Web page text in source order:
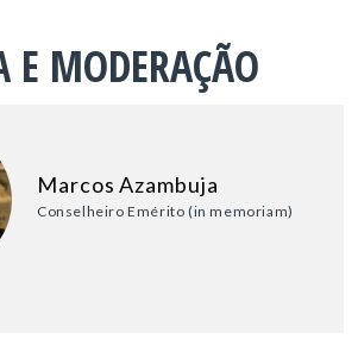
E MODERAÇÃO
Marcos Azambuja
Conselheiro Emérito (in memoriam)